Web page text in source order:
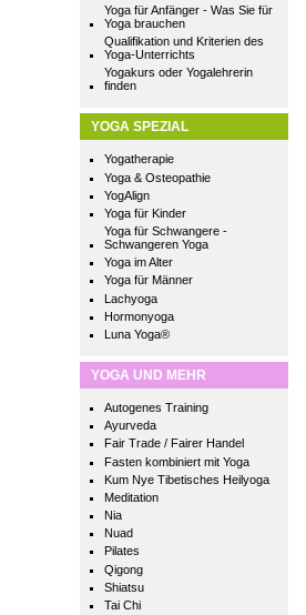
Yoga für Anfänger - Was Sie für
Yoga brauchen
Qualifikation und Kriterien des
Yoga-Unterrichts
Yogakurs oder Yogalehrerin
finden
YOGA SPEZIAL
Yogatherapie
Yoga & Osteopathie
YogAlign
Yoga für Kinder
Yoga für Schwangere -
Schwangeren Yoga
Yoga im Alter
Yoga für Männer
Lachyoga
Hormonyoga
Luna Yoga®
YOGA UND MEHR
Autogenes Training
Ayurveda
Fair Trade / Fairer Handel
Fasten kombiniert mit Yoga
Kum Nye Tibetisches Heilyoga
Meditation
Nia
Nuad
Pilates
Qigong
Shiatsu
Tai Chi